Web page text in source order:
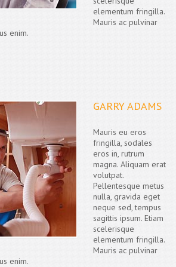
elementum fringilla.
Mauris ac pulvinar
enim.
GARRY ADAMS
Mauris eu eros
fringilla, sodales
eros in, rutrum
magna. Aliquam erat
volutpat.
Pellentesque metus
nulla, gravida eget
neque sed, tempus
sagittis ipsum. Etiam
scelerisque
elementum fringilla.
Mauris ac pulvinar
enim.